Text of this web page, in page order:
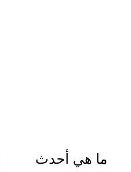
ما هي أحدث